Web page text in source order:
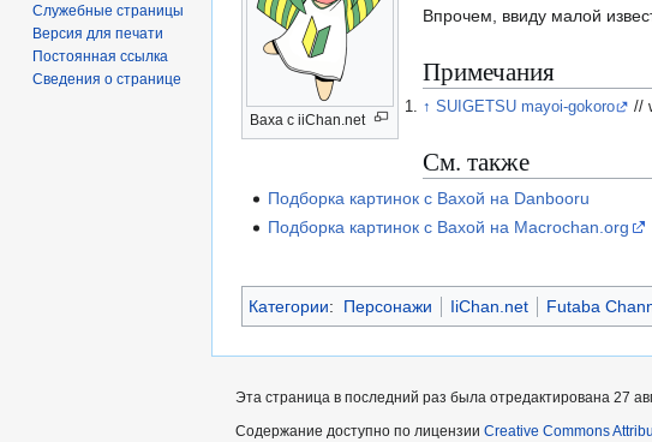
Ваха с iiChan.net
Впрочем, ввиду малой
Примечания
↑ SUIGETSU mayoi-gokoro //
См. также
Подборка картинок с Вахой на Danbooru
Подборка картинок с Вахой на Macrochan.org
Категории: Персонажи IiChan.net Futaba
Служебные страницы
Версия для печати
Постоянная ссылка
Сведения о странице
Эта страница в последний раз была отредактирована 27
Содержание доступно по лицензии Creative Commons